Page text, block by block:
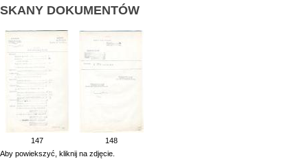
SKANY DOKUMENTÓW
147
148
Aby powiekszyć, kliknij na zdjęcie.